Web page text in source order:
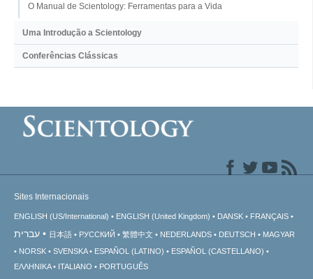
O Manual de Scientology: Ferramentas para a Vida
Uma Introdução a Scientology
Conferências Clássicas
Sites Internacionais
ENGLISH (US/International) ENGLISH (United Kingdom) DANSK FRANÇAIS
עברית 日本語 РУССКИЙ 繁體中文 NEDERLANDS DEUTSCH
MAGYAR
NORSK
SVENSKA ESPAÑOL (LATINO)
ESPAÑOL (CASTELLANO)
ΕΛΛΗΝΙΚA
ITALIANO PORTUGUÊS